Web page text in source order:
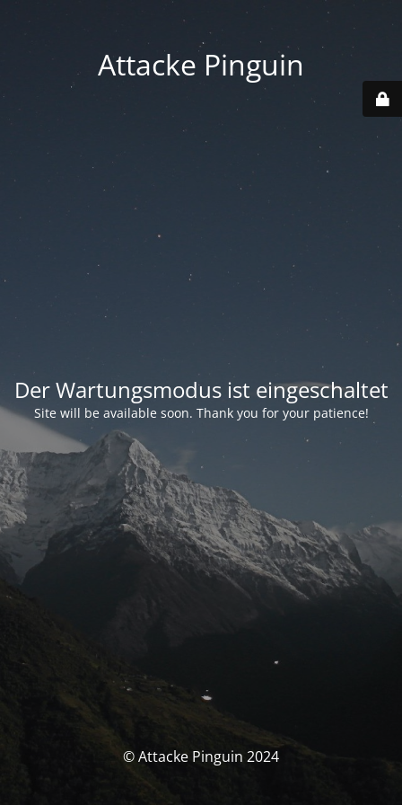
Attacke Pinguin
Der Wartungsmodus ist eingeschaltet
Site will be available soon. Thank you for your patience!
© Attacke Pinguin 2024